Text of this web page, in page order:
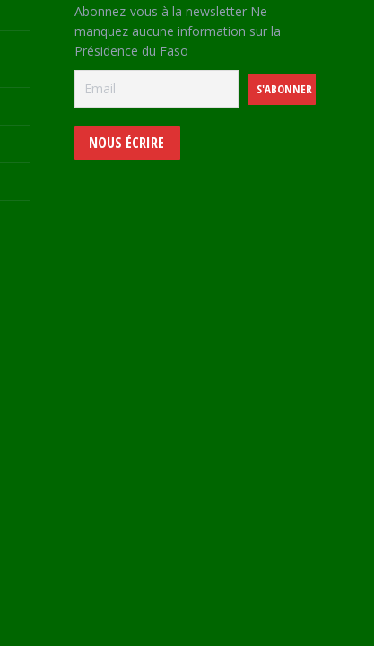
Abonnez-vous à la newsletter Ne
manquez aucune information sur la
Présidence du Faso
NOUS ÉCRIRE